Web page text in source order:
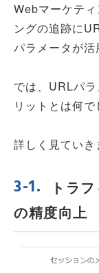
Webマーケテ
ングの追跡に
パラメータが活
では、URLパ
リットとは何で
詳しく見ていき
トラ
の精度向上